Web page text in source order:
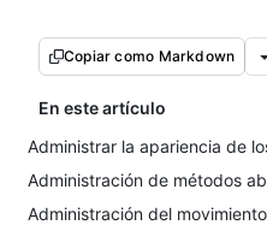
Copiar como Markdown
En este artículo
Administrar la apariencia de
Administración de métodos
Administración del movimiento